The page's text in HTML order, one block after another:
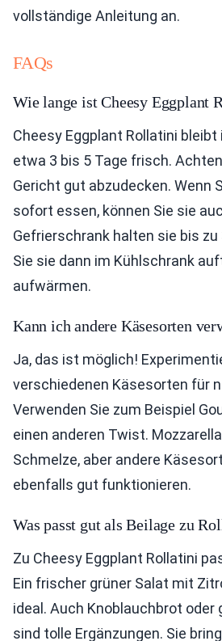
vollständige Anleitung an.
FAQs
Wie lange ist Cheesy Eggplant
Cheesy Eggplant Rollatini
etwa 3 bis 5 Tage frisch.
Gericht gut abzudecken. Wenn
sofort essen, können Sie sie
Gefrierschrank halten sie bis
Sie sie dann im Kühlschrank
aufwärmen.
Kann ich andere Käsesorten
Ja, das ist möglich!
verschiedenen Käsesorten für
Verwenden Sie zum Beispiel
einen anderen Twist.
Schmelze, aber andere
ebenfalls gut funktionieren.
Was passt gut als Beilage zu
Zu Cheesy Eggplant Rollatini
Ein frischer grüner Salat mit
ideal. Auch Knoblauchbrot
sind tolle Ergänzungen. Sie